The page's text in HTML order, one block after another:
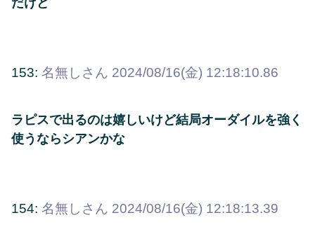
153: 名無しさん 2024/08/16(金) 12:18:10.86
ラピスで出るのは嬉しいけど結局オーダイルを強く
使うならシアンかな
154: 名無しさん 2024/08/16(金) 12:18:13.39